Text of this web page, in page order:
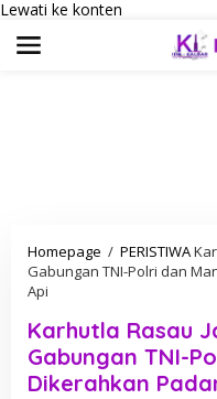
Lewati ke konten
Homepage / PERISTIWA
Gabungan TNI-Polri dan
Api
Karhutla Rasau
Gabungan TNI-
Dikerahkan